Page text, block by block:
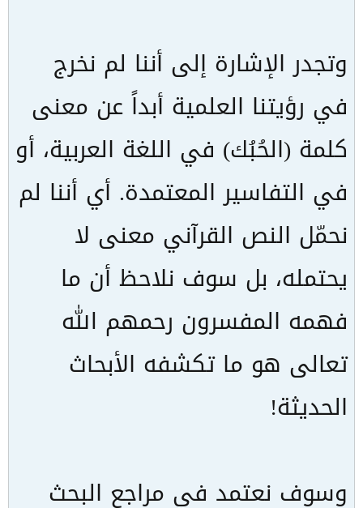
وتجدر الإشارة إلى أننا لم نخرج
في رؤيتنا العلمية أبداً عن معنى
كلمة (الحُبُك) في اللغة العربية، أو
في التفاسير المعتمدة. أي أننا لم
نحمّل النص القرآني معنى لا
يحتمله، بل سوف نلاحظ أن ما
فهمه المفسرون رحمهم الله
تعالى هو ما تكشفه الأبحاث
الحديثة!
وسوف نعتمد في مراجع البحث